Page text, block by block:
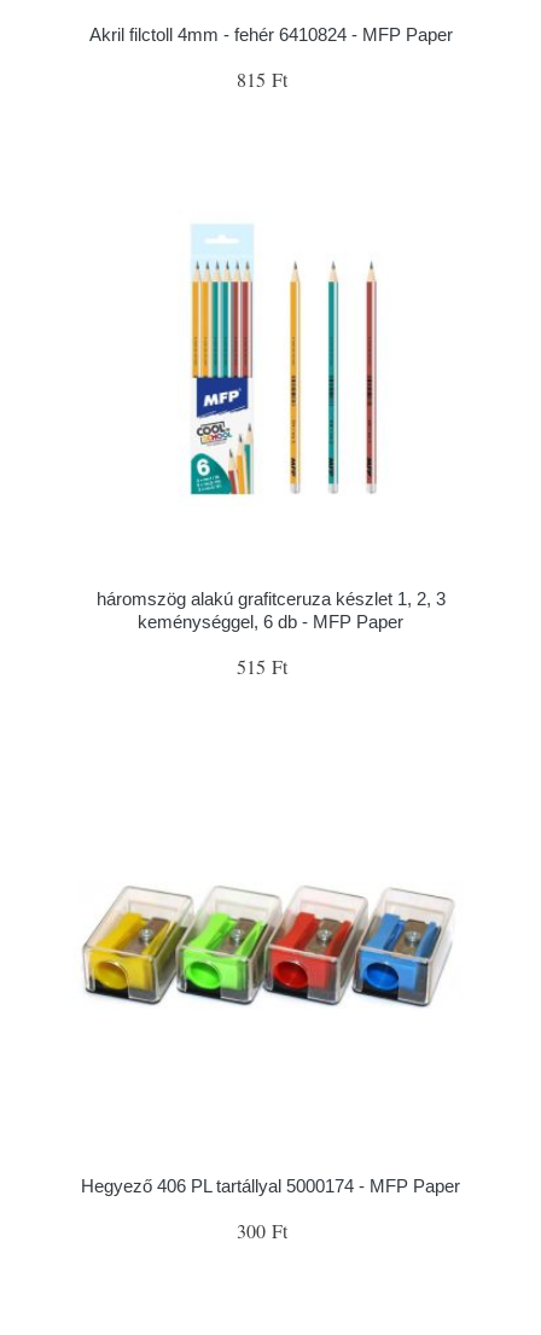
Akril filctoll 4mm - fehér 6410824 - MFP Paper
815 Ft
háromszög alakú grafitceruza készlet 1, 2, 3
keménységgel, 6 db - MFP Paper
515 Ft
Hegyező 406 PL tartállyal 5000174 - MFP Paper
300 Ft